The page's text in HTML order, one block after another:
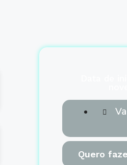
Quero